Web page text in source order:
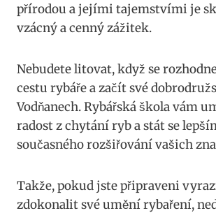
přírodou a jejími tajemstvími je
vzácný a ​cenný zážitek.
Nebudete litovat, když se
cestu rybáře a začít své
Vodňanech. Rybářská škola‌ vám
radost z chytání ryb a stát se
současného rozšiřování vašich
Takže,⁣ pokud jste připraveni
zdokonalit své umění rybaření,